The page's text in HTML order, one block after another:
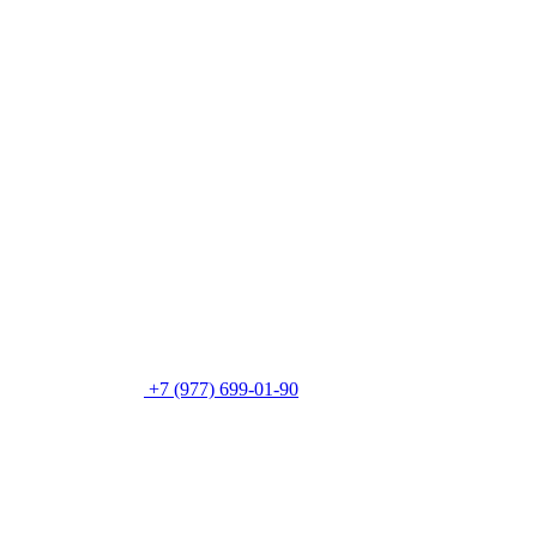
+7 (977) 699-01-90